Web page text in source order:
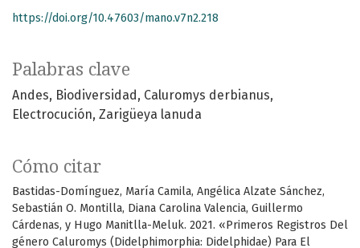
Palabras clave
Andes Biodiversidad
Caluromys derbianus
Electrocución Zarigüeya lanuda
Cómo citar
Bastidas-Domínguez, María Camila, Angélica Alzate Sánchez,
Sebastián O. Montilla, Diana Carolina Valencia, Guillermo
Cárdenas, y Hugo Manitlla-Meluk. 2021. «Primeros Registros Del
género Caluromys (Didelphimorphia: Didelphidae) Para El
https://doi.org/10.47603/mano.v7n2.218